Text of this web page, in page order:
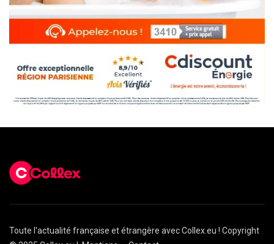
Toute l'actualité française et étrangère avec Collex.eu ! Copyright